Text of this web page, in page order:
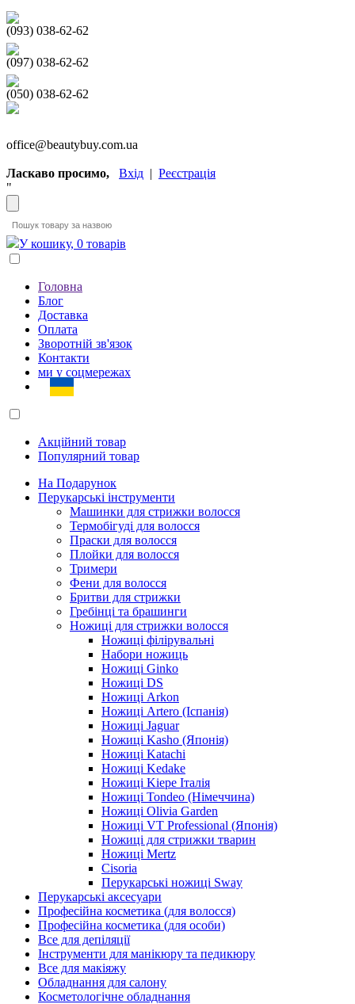
(093) 038-62-62
(097) 038-62-62
(050) 038-62-62
office@beautybuy.com.ua
Ласкаво просимо, Вхід | Реєстрація
"
У кошику, 0 товарів
Головна
Блог
Доставка
Оплата
Зворотній зв'язок
Контакти
ми у соцмережах
Акційний товар
Популярний товар
На Подарунок
Перукарські інструменти
Машинки для стрижки волосся
Термобігуді для волосся
Праски для волосся
Плойки для волосся
Тримери
Фени для волосся
Бритви для стрижки
Гребінці та брашинги
Ножиці для стрижки волосся
Ножиці філірувальні
Набори ножиць
Ножиці Ginko
Ножиці DS
Ножиці Arkon
Ножиці Artero (Іспанія)
Ножиці Jaguar
Ножиці Kasho (Японія)
Ножиці Katachi
Ножиці Kedake
Ножиці Kiepe Італія
Ножиці Tondeo (Німеччина)
Ножиці Olivia Garden
Ножиці VT Professional (Японія)
Ножиці для стрижки тварин
Ножиці Mertz
Cisoria
Перукарські ножиці Sway
Перукарські аксесуари
Професійна косметика (для волосся)
Професійна косметика (для особи)
Все для депіляції
Інструменти для манікюру та педикюру
Все для макіяжу
Обладнання для салону
Косметологічне обладнання